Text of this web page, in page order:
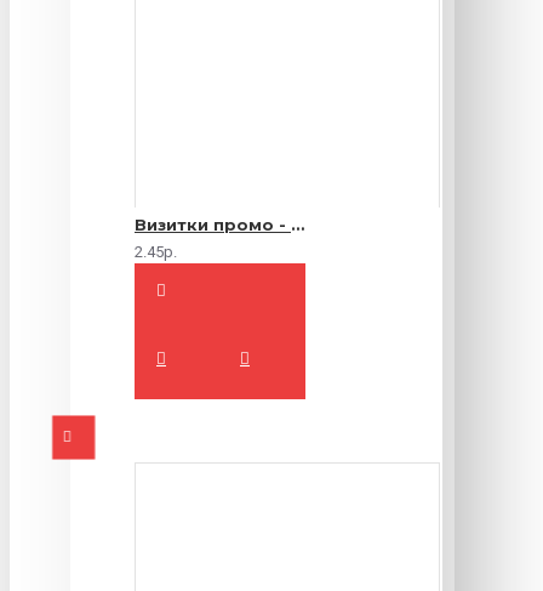
Визитки промо - 1000 шт.
2.45р.